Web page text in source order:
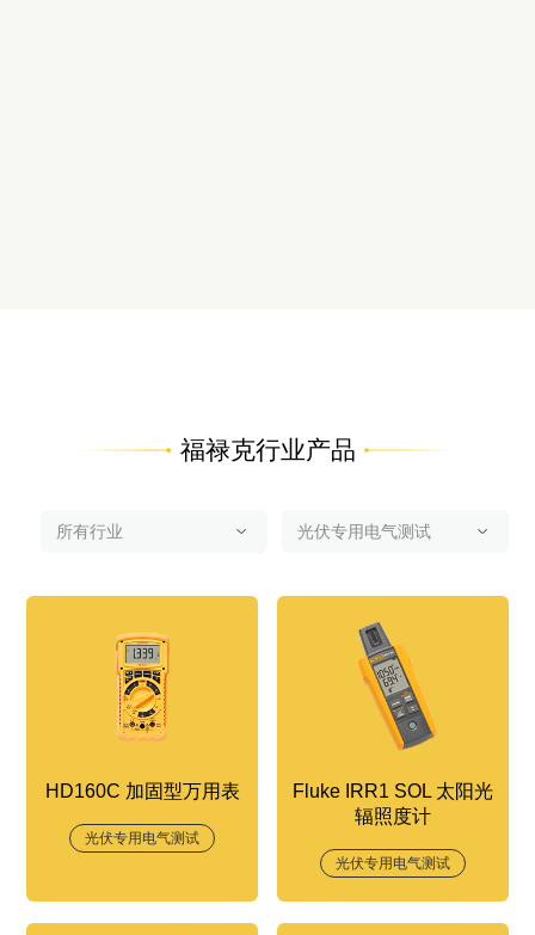
福禄克行业产品
HD160C 加固型万用表
光伏专用电气测试
Fluke IRR1 SOL 太阳光
辐照度计
光伏专用电气测试